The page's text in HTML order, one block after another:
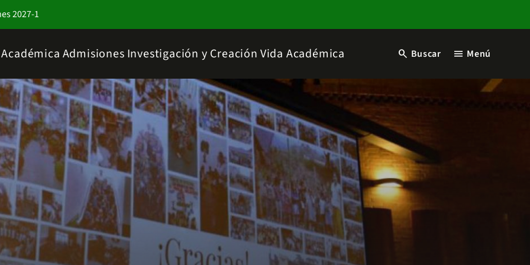
2027-1
Admisiones Investigación y Creación Vida Académica search Buscar menu Menú